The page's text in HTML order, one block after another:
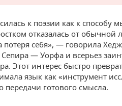
к поэзии как к способу
отказалась от
себя», — говорила
— Уорфа и всерьез
Этот интерес быстро
язык как «инструмент
передачи готового смысла.